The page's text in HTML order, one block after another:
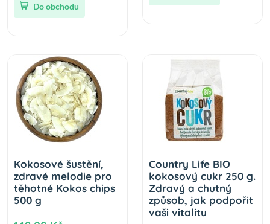
Do obchodu
Kokosové šustění,
zdravé melodie pro
těhotné Kokos chips
500 g
Country Life BIO
kokosový cukr 250 g.
Zdravý a chutný
způsob, jak podpořit
vaši vitalitu